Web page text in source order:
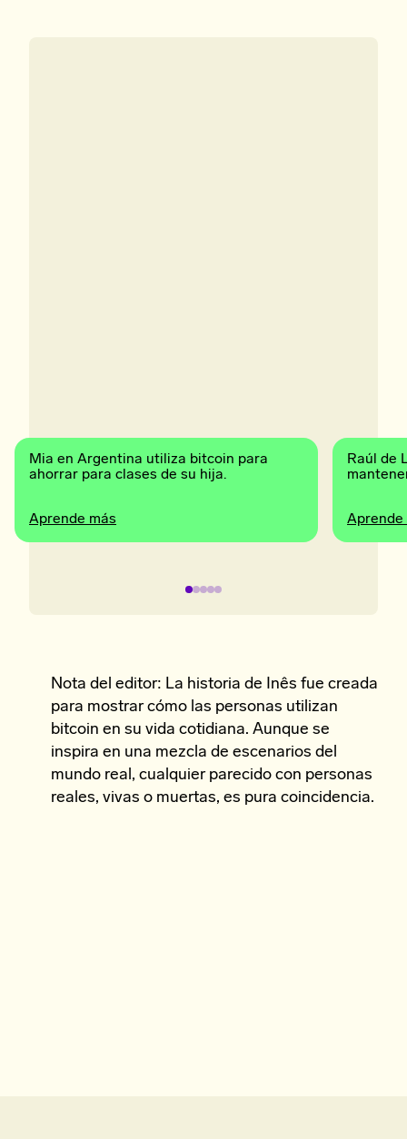
Mia en Argentina utiliza bitcoin para
ahorrar para clases de su hija.
Aprende más
Raúl de
Aprende
Nota del editor: La historia de Inês fue creada
para mostrar cómo las personas utilizan
bitcoin en su vida cotidiana. Aunque se
inspira en una mezcla de escenarios del
mundo real, cualquier parecido con personas
reales, vivas o muertas, es pura coincidencia.